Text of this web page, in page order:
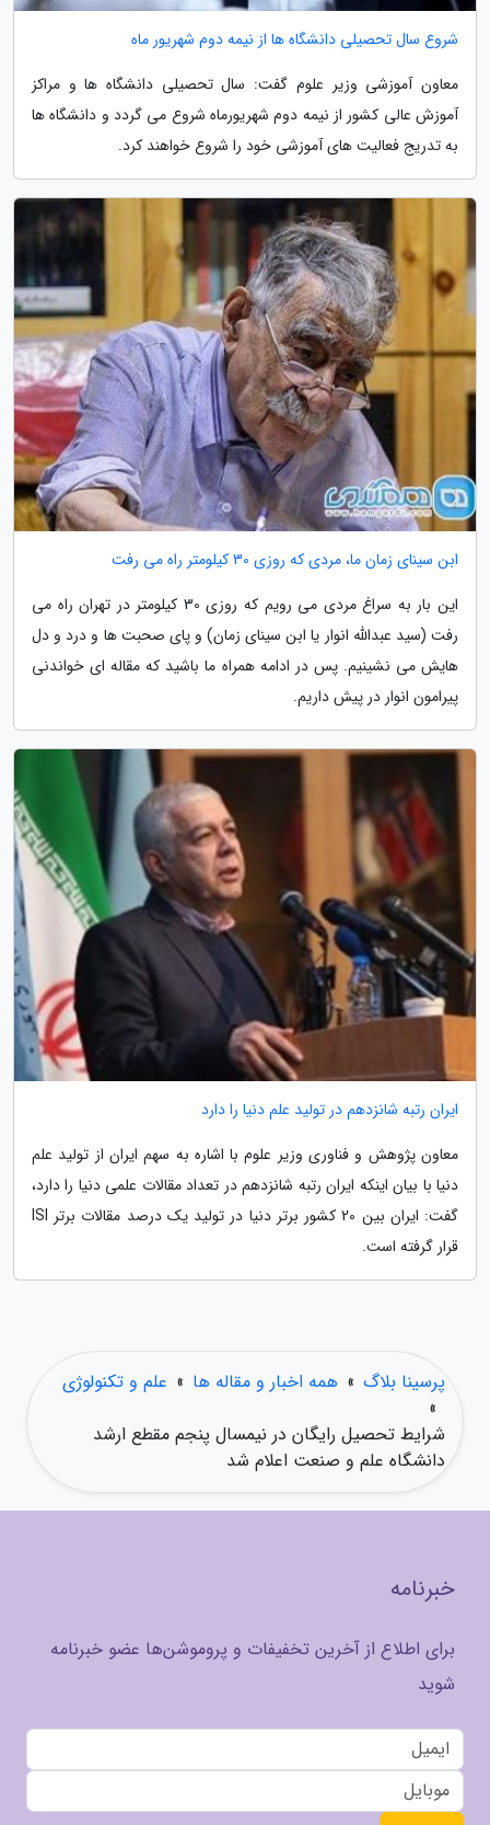
شروع سال تحصیلی دانشگاه ها از نیمه دوم شهریور ماه
معاون آموزشی وزیر علوم گفت: سال تحصیلی دانشگاه ها و مراکز
آموزش عالی کشور از نیمه دوم شهریورماه شروع می گردد و دانشگاه ها
به تدریج فعالیت های آموزشی خود را شروع خواهند کرد.
ابن سینای زمان ما، مردی که روزی 30 کیلومتر راه می رفت
این بار به سراغ مردی می رویم که روزی 30 کیلومتر در تهران راه می
رفت (سید عبدالله انوار یا ابن سینای زمان) و پای صحبت ها و درد و دل
هایش می نشینیم. پس در ادامه همراه ما باشید که مقاله ای خواندنی
پیرامون انوار در پیش داریم.
ایران رتبه شانزدهم در تولید علم دنیا را دارد
معاون پژوهش و فناوری وزیر علوم با اشاره به سهم ایران از تولید علم
دنیا با بیان اینکه ایران رتبه شانزدهم در تعداد مقالات علمی دنیا را دارد،
گفت: ایران بین 20 کشور برتر دنیا در تولید یک درصد مقالات برتر ISI
قرار گرفته است.
پرسینا بلاگ » همه اخبار و مقاله ها » علم و تکنولوژی
»
شرایط تحصیل رایگان در نیمسال پنجم مقطع ارشد
دانشگاه علم و صنعت اعلام شد
خبرنامه
برای اطلاع از آخرین تخفیفات و پروموشن‌ها عضو خبرنامه
شوید